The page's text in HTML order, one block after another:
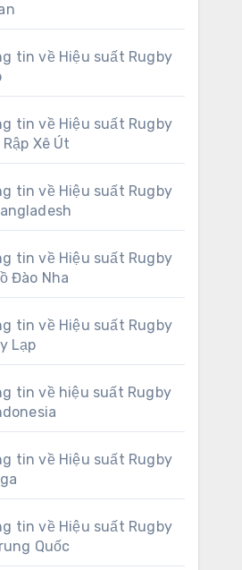
tin về Hiệu suất Rugby
tin về Hiệu suất Rugby
Xê Út
tin về Hiệu suất Rugby
tin về Hiệu suất Rugby
Đào Nha
tin về Hiệu suất Rugby
Lạp
tin về hiệu suất Rugby
tin về Hiệu suất Rugby
tin về Hiệu suất Rugby
Quốc